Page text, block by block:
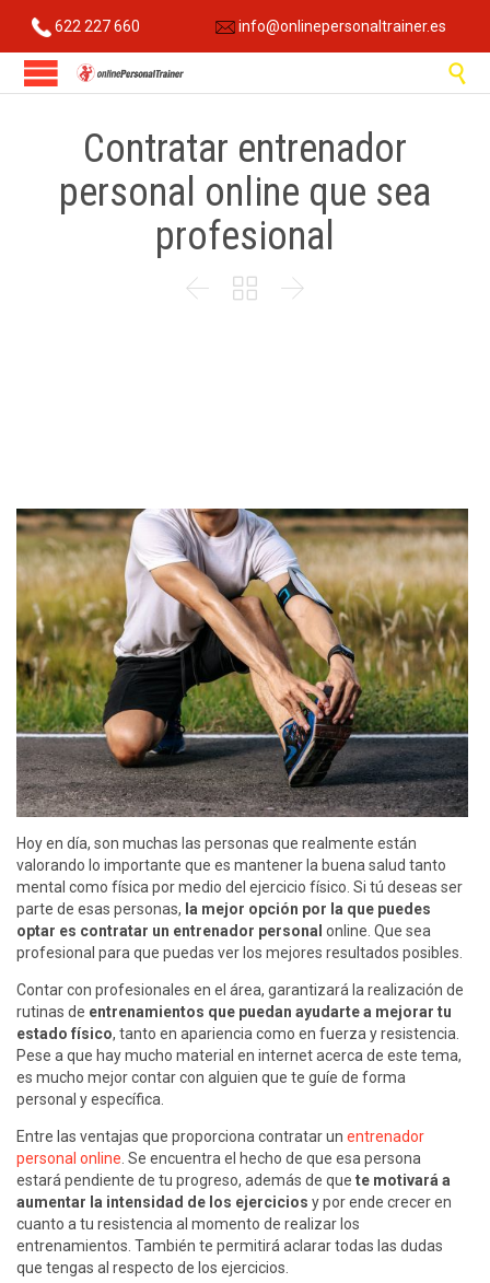
622 227 660 info@onlinepersonaltrainer.es

Contratar entrenador
personal online que sea
profesional
  
Hoy en día, son muchas las personas que realmente están
valorando lo importante que es mantener la buena salud tanto
mental como física por medio del ejercicio físico. Si tú deseas ser
parte de esas personas, la mejor opción por la que puedes
optar es contratar un entrenador personal online. Que sea
profesional para que puedas ver los mejores resultados posibles.
Contar con profesionales en el área, garantizará la realización de
rutinas de entrenamientos que puedan ayudarte a mejorar tu
estado físico, tanto en apariencia como en fuerza y resistencia.
Pese a que hay mucho material en internet acerca de este tema,
es mucho mejor contar con alguien que te guíe de forma
personal y específica.
Entre las ventajas que proporciona contratar un entrenador
personal online . Se encuentra el hecho de que esa persona
estará pendiente de tu progreso, además de que te motivará a
aumentar la intensidad de los ejercicios y por ende crecer en
cuanto a tu resistencia al momento de realizar los
entrenamientos. También te permitirá aclarar todas las dudas
que tengas al respecto de los ejercicios.